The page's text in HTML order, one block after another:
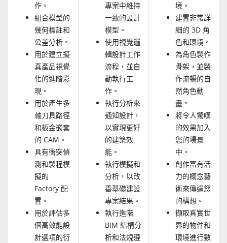
作。
組合模型的
幾何標註和
公差分析。
用於建立擬
真產品視覺
化的進階彩
現。
用於產生多
軸刀具路徑
和板金嵌套
的 CAM。
具有衝突偵
測和製程模
擬的
Factory 配
置。
用於評估多
個高效能設
計選項的衍
專案中維持
一致的設計
模型。
使用視覺邏
輯設計工作
流程，並自
動執行工
作。
執行分析來
通知設計，
以實現更好
的建築效
能。
執行模擬和
分析，以改
善基礎建設
專案結果。
執行進階
BIM 結構分
析和法規遵
境。
建置非常詳
細的 3D 角
色和環境。
為角色製作
骨架，並製
作流暢的自
然角色動
畫。
將令人驚嘆
的效果加入
您的場景
中。
創作富有活
力的概念藝
術來傳達您
的構想。
擷取真實世
界的物件和
環境進行數